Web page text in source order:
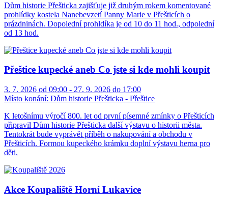
Dům historie Přešticka zajišťuje již druhým rokem komentované
prohlídky kostela Nanebevzetí Panny Marie v Přešticích o
prázdninách. Dopolední prohldíka je od 10 do 11 hod., odpolední
od 13 hod.
Přeštice kupecké aneb Co jste si kde mohli koupit
3. 7. 2026 od 09:00 - 27. 9. 2026 do 17:00
Místo konání: Dům historie Přešticka - Přeštice
K letošnímu výročí 800. let od první písemné zmínky o Přešticích
připravil Dům historie Přešticka další výstavu o historii města.
Tentokrát bude vyprávět příběh o nakupování a obchodu v
Přešticích. Formou kupeckého krámku doplní výstavu herna pro
děti.
Akce Koupaliště Horní Lukavice